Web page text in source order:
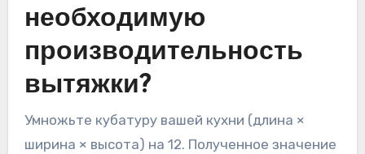
необходимую
производительность
вытяжки?
Умножьте кубатуру вашей кухни (длина ×
ширина × высота) на 12. Полученное значение